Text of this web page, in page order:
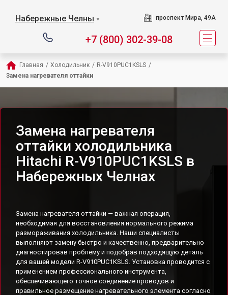
Набережные Челны ▼ проспект Мира, 49А
+7 (800) 302-39-08
Главная / Холодильник / R-V910PUC1KSLS /
Замена нагревателя оттайки
Замена нагревателя
оттайки холодильника
Hitachi R-V910PUC1KSLS в
Набережных Челнах
Замена нагревателя оттайки — важная операция,
необходимая для восстановления нормального режима
размораживания холодильника. Наши специалисты
выполняют замену быстро и качественно, предварительно
диагностировав проблему и подобрав подходящую деталь
для вашей модели R-V910PUC1KSLS. Установка проводится с
применением профессионального инструмента,
обеспечивающего точное соединение проводов и
правильное размещение нагревательного элемента согласно